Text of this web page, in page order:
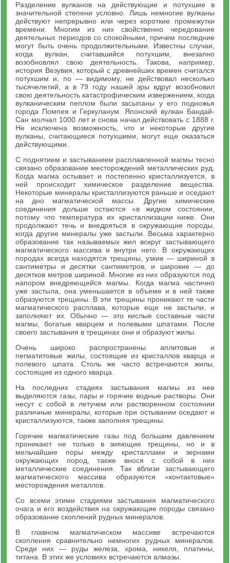
Разделение вулканов на действующие и потухшие в
значительной степени условно. Лишь немногие вулканы
действуют непрерывно или через короткие промежутки
времени. Многим из них свойственно чередование
деятельных периодов со спокойными, причем последние
могут быть очень продолжительными. Известны случаи,
когда вулкан, считавшийся потухшим, внезапно
возобновлял свою деятельность. Такова, например,
история Везувия, который с древнейших времен считался
потухшим и, по — видимому, не действовал несколько
тысячелетий, а в 79 году нашей эры вдруг возобновил
свою деятельность катастрофическим извержением, когда
вулканическим пеплом были засыпаны у его подножья
города Помпея и Геркуланум. Японский вулкан Бандай-
Сан молчал 1000 лет и снова начал действовать с 1888 г.
Не исключена возможность, что и некоторые другие
вулканы, считающиеся потухшими, могут еще оказаться
действующими.
С поднятием и застыванием расплавленной магмы тесно
связано образование месторождений металлических руд.
Когда магма остывает и постепенно кристаллизуется, в
ней происходит химическое разделение вещества.
Некоторые минералы кристаллизуются раньше и оседают
на дно магматической массы. Другие химические
соединения дольше остаются «в жидком состоянии,
потому что температура их кристаллизации ниже. Они
продолжают течь и внедряться в окружающие породы,
когда другие минералы уже застыли. Весьма характерно
образование так называемых жил вокруг застывающего
магматического массива и внутри него. В окружающих
породах всегда находятся трещины, узкие — шириной в
сантиметры и десятки сантиметров, и широкие — до
десятков метров шириной. Многие из них образуются под
напором внедряющейся магмы. Когда магма частично
уже застыла, она уменьшается в объеме и в ней также
образуются трещины. В эти трещины проникают те части
магматического расплава, которые еще не застыли, и
заполняют их. Обычно — это кислые составные части
магмы, богатые кварцем и полевыми шпатами. После
своего застывания в трещинах они и образуют жилы.
Очень широко распространены аплитовые и
пегматитовые жилы, состоящие из кристаллов кварца и
полевого шпата. Столь же часто встречаются жилы,
состоящие из одного кварца.
На последних стадиях застывания магмы из нее
выделяются газы, пары и горячие водные растворы. Они
несут с собой в летучем или растворенном состоянии
различные минералы, которые при остывании оседают и
кристаллизуются, также заполняя трещины.
Горячие магматические газы под большим давлением
проникают не только в зияющие трещины, но и в
мельчайшие поры между кристаллами и зернами
окружающих пород, также внося с собой в них
металлические соединения. Так вблизи застывающего
магматического массива образуются «контактовые»
месторождения металлов.
Со всеми этими стадиями застывания магматического
очага и его воздействия на окружающие породы связано
образование скоплений рудных минералов.
В главном магматическом массиве встречаются
скопления сравнительно немногих рудных минералов.
Среди них — руды железа, хрома, никеля, платины,
титана. В этих же условиях встречаются алмазы.